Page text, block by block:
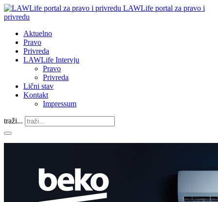
LAWLife portal za pravo i
privredu
Aktuelno
Pravo
Privreda
LAWLife Intervju
Pravo
Privreda
Lični stav
Kontakt
Impressum
traži...